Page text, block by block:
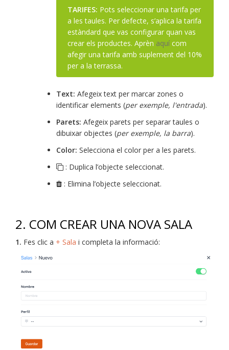
TARIFES: Pots seleccionar una tarifa per
a les taules. Per defecte, s’aplica la tarifa
estàndard que vas configurar quan vas
crear els productes. Aprèn aquí com
afegir una tarifa amb suplement del 10%
per a la terrassa.
Text: Afegeix text per marcar zones o
identificar elements (per exemple, l'entrada).
Parets: Afegeix parets per separar taules o
dibuixar objectes (per exemple, la barra).
Color: Selecciona el color per a les parets.
: Duplica l’objecte seleccionat.
: Elimina l’objecte seleccionat.
2. COM CREAR UNA NOVA SALA
1. Fes clic a + Sala i completa la informació: